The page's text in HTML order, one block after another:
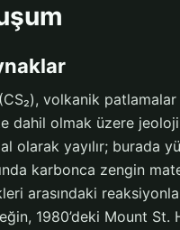
volkanik patlamalar
dahil olmak üzere
olarak yayılır; burada
karbonca zengin
arasındaki
1980’deki Mount St.